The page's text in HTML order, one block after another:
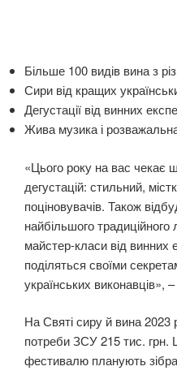
Більше 100 видів вина з
Сири від кращих
Дегустації від винних
Жива музика і
«Цього року на вас чекає
дегустацій: стильний,
поціновувачів. Також
найбільшого традиційного
майстер-класи від винних
поділяться своїми
українських виконавців»,
На Святі сиру й вина
потреби ЗСУ 215 тис. грн.
фестивалю планують